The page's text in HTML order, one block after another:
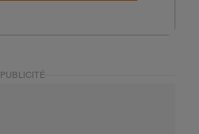
PUBLICITÉ